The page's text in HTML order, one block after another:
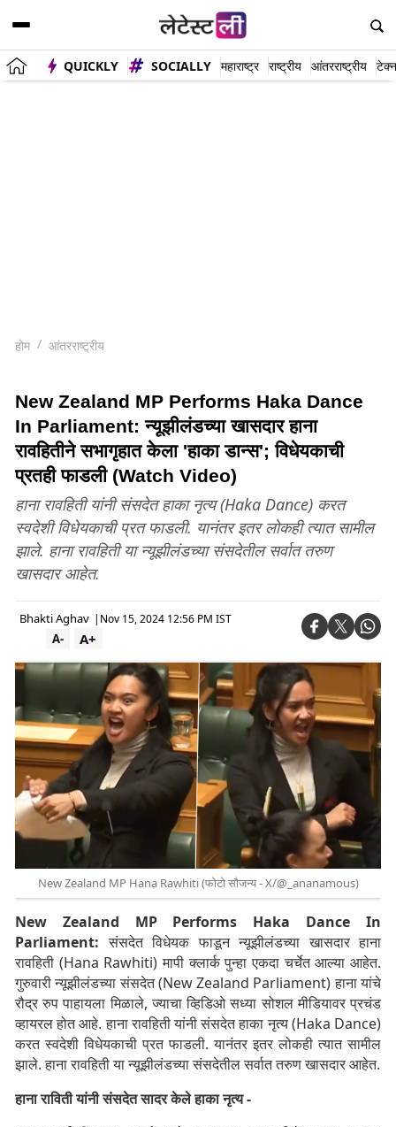
QUICKLY SOCIALLY महाराष्ट्र राष्ट्रीय आंतरराष्ट्रीय
होम आंतरराष्ट्रीय
New Zealand MP Performs Haka Dance
In Parliament: न्यूझीलंडच्या खासदार हाना
रावहितीने सभागृहात केला 'हाका डान्स'; विधेयकाची
प्रतही फाडली (Watch Video)
हाना रावहिती यांनी संसदेत हाका नृत्य (Haka Dance) करत
स्वदेशी विधेयकाची प्रत फाडली. यानंतर इतर लोकही त्यात सामील
झाले. हाना रावहिती या न्यूझीलंडच्या संसदेतील सर्वात तरुण
खासदार आहेत.
Bhakti Aghav | Nov 15, 2024 12:56 PM IST
A+
A-
New Zealand MP Hana Rawhiti (फोटो सौजन्य - X/@_ananamous)
New Zealand MP Performs Haka Dance In
Parliament: संसदेत विधेयक फाडून न्यूझीलंडच्या खासदार हाना
रावहिती (Hana Rawhiti) मापी क्लार्क पुन्हा एकदा चर्चेत आल्या आहेत.
गुरुवारी न्यूझीलंडच्या संसदेत (New Zealand Parliament) हाना यांचे
रौद्र रुप पाहायला मिळाले, ज्याचा व्हिडिओ सध्या सोशल मीडियावर प्रचंड
व्हायरल होत आहे. हाना रावहिती यांनी संसदेत हाका नृत्य (Haka Dance)
करत स्वदेशी विधेयकाची प्रत फाडली. यानंतर इतर लोकही त्यात सामील
झाले. हाना रावहिती या न्यूझीलंडच्या संसदेतील सर्वात तरुण खासदार आहेत.
हाना राविती यांनी संसदेत सादर केले हाका नृत्य -